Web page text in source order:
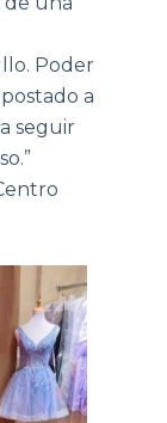
Poder
a
seguir